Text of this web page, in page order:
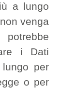
a lungo
venga
i Dati
per
o per